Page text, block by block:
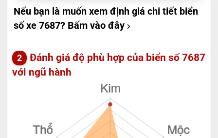
Nếu bạn là muốn xem định giá chi tiết biển
số xe 7687? Bấm vào đây
Đánh giá độ phù hợp của biển số 7687
với ngũ hành